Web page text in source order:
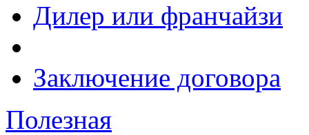
Дилер или франчайзи
Заключение договора
Полезная